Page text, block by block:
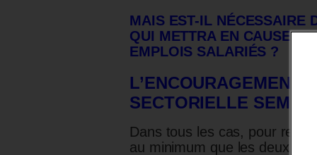
MAIS EST-IL NÉCESSAIRE
QUI METTRA EN CAUSE :
EMPLOIS SALARIÉS ?
L’ENCOURAGEMENT
SECTORIELLE
Dans tous les cas, pour
au minimum que les deux